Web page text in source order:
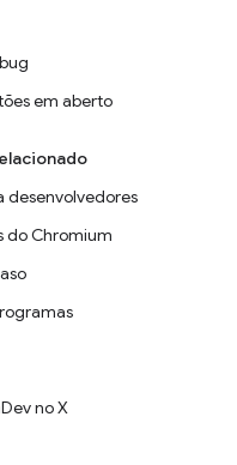
em aberto
desenvolvedores
do Chromium
no X